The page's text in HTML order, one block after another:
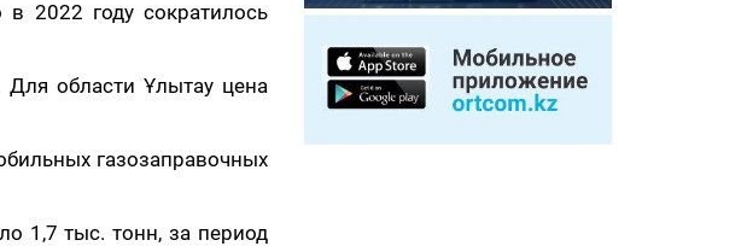
в 2022 году сократилось
области Ұлытау цена
газозаправочных
1,7 тыс. тонн, за период